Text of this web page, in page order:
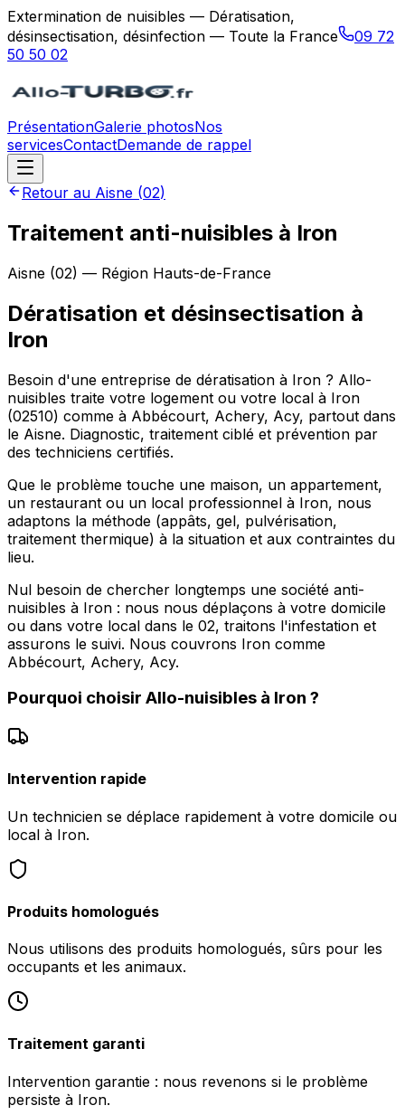
Extermination de nuisibles — Dératisation,
désinsectisation, désinfection — Toute la France
09 72
50 50 02
PrésentationGalerie photosNos
servicesContactDemande de rappel
Retour au Aisne (02)
Traitement anti-nuisibles à Iron
Aisne (02) — Région Hauts-de-France
Dératisation et désinsectisation à
Iron
Besoin d'une entreprise de dératisation à Iron ? Allo-
nuisibles traite votre logement ou votre local à Iron
(02510) comme à Abbécourt, Achery, Acy, partout dans
le Aisne. Diagnostic, traitement ciblé et prévention par
des techniciens certifiés.
Que le problème touche une maison, un appartement,
un restaurant ou un local professionnel à Iron, nous
adaptons la méthode (appâts, gel, pulvérisation,
traitement thermique) à la situation et aux contraintes du
lieu.
Nul besoin de chercher longtemps une société anti-
nuisibles à Iron : nous nous déplaçons à votre domicile
ou dans votre local dans le 02, traitons l'infestation et
assurons le suivi. Nous couvrons Iron comme
Abbécourt, Achery, Acy.
Pourquoi choisir Allo-nuisibles à Iron ?
Intervention rapide
Un technicien se déplace rapidement à votre domicile ou
local à Iron.
Produits homologués
Nous utilisons des produits homologués, sûrs pour les
occupants et les animaux.
Traitement garanti
Intervention garantie : nous revenons si le problème
persiste à Iron.